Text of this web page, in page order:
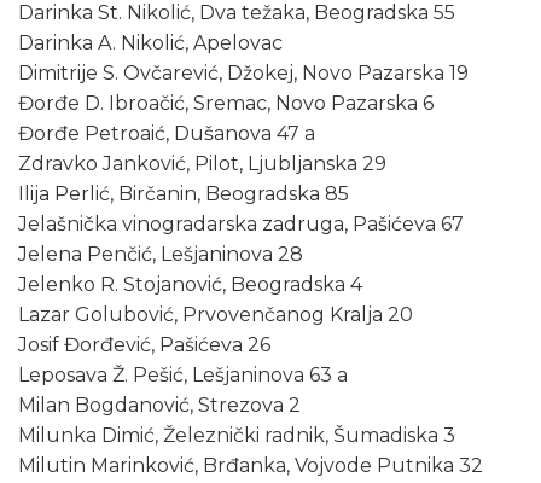
Darinka St. Nikolić, Dva težaka, Beogradska 55
Darinka A. Nikolić, Apelovac
Dimitrije S. Ovčarević, Džokej, Novo Pazarska 19
Đorđe D. Ibroačić, Sremac, Novo Pazarska 6
Đorđe Petroaić, Dušanova 47 a
Zdravko Janković, Pilot, Ljubljanska 29
Ilija Perlić, Birčanin, Beogradska 85
Jelašnička vinogradarska zadruga, Pašićeva 67
Jelena Penčić, Lešjaninova 28
Jelenko R. Stojanović, Beogradska 4
Lazar Golubović, Prvovenčanog Kralja 20
Josif Đorđević, Pašićeva 26
Leposava Ž. Pešić, Lešjaninova 63 a
Milan Bogdanović, Strezova 2
Milunka Dimić, Železnički radnik, Šumadiska 3
Milutin Marinković, Brđanka, Vojvode Putnika 32